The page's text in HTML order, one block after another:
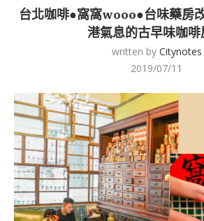
台北咖啡●窩窩wooo●台味藥房
港氣息的古早味咖啡
written by Citynotes
2019/07/11